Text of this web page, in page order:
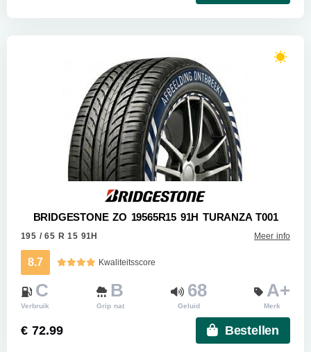
BRIDGESTONE ZO 19565R15 91H TURANZA T001
195 / 65 R 15 91H Meer info
8.7 Kwaliteitsscore
C
Verbruik
B
Grip nat
68
Geluid
A+
Merk
€ 72.99 Bestellen